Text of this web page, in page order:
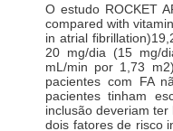
O estudo ROCKET
compared with
in atrial
20 mg/dia (15 mg/
mL/min por 1,73
pacientes com FA
pacientes tinham
inclusão deveriam
dois fatores de risco